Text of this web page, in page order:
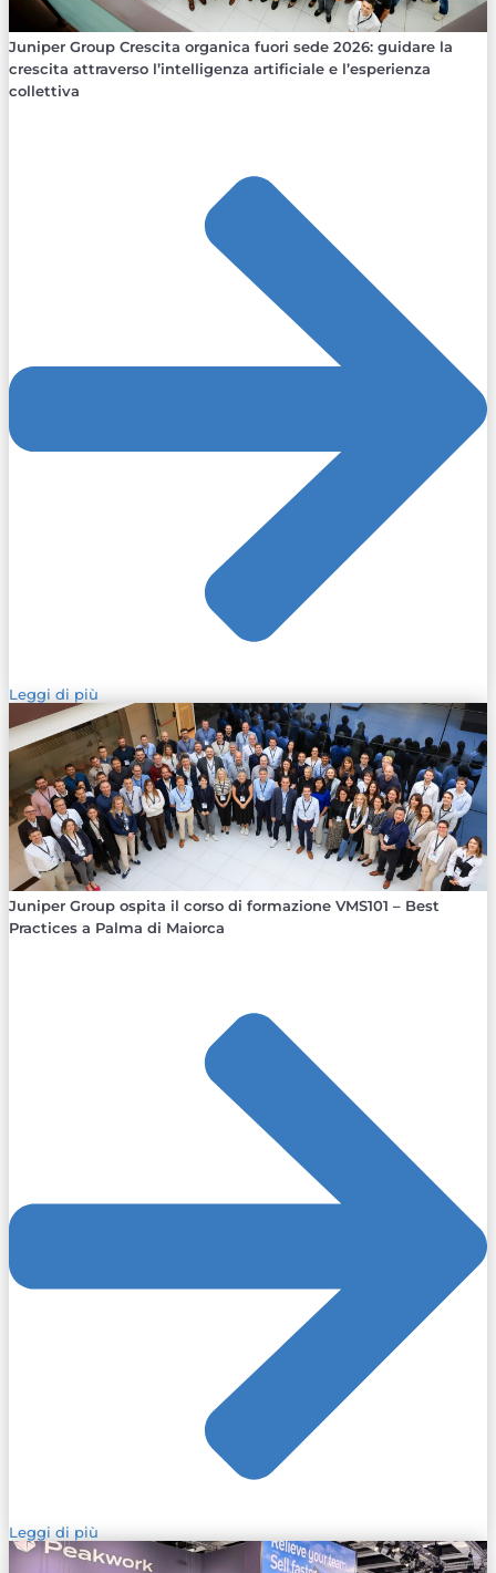
Juniper Group Crescita organica fuori sede 2026: guidare la
crescita attraverso l’intelligenza artificiale e l’esperienza
collettiva
Leggi di più
Juniper Group ospita il corso di formazione VMS101 – Best
Practices a Palma di Maiorca
Leggi di più